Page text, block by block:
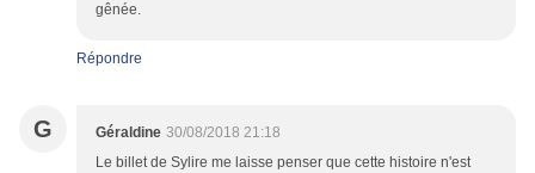
gênée.
Répondre
G Géraldine 30/08/2018 21:18
Le billet de Sylire me laisse penser que cette histoire n'est